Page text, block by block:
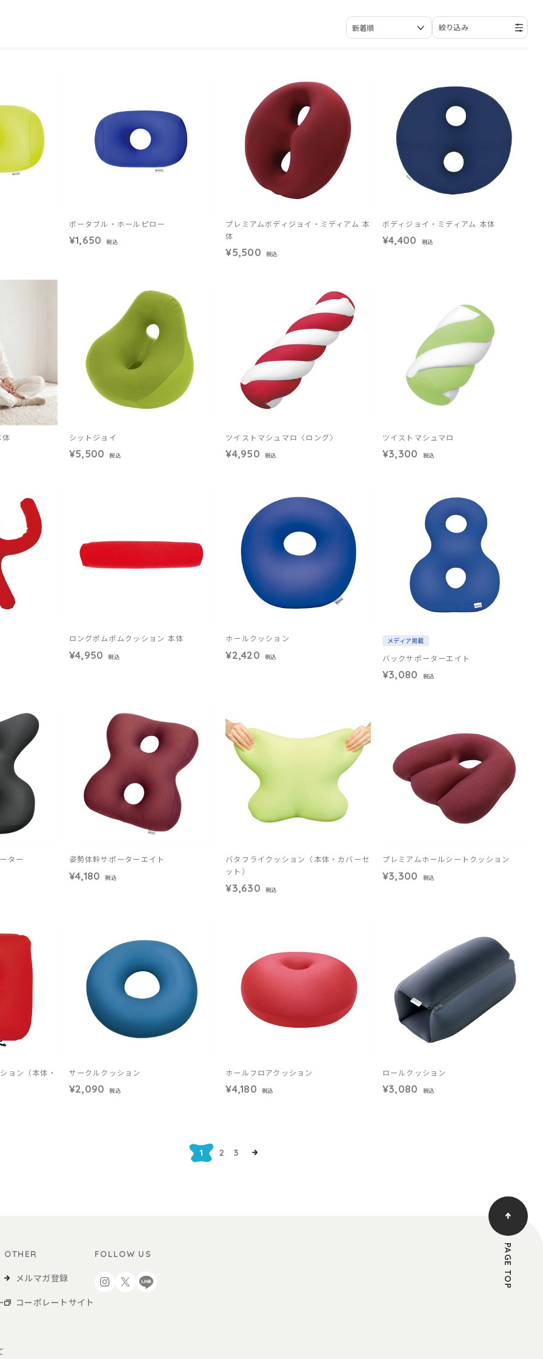
絞り込み
ポータブル・ホールピロー
¥1,650 税込
プレミアムボディジョイ・ミディアム 本
体
¥5,500 税込
ボディジョイ・ミディアム 本体
¥4,400 税込
体 シットジョイ
¥5,500 税込
ツイストマシュマロ〈ロング〉
¥4,950 税込
ツイストマシュマロ
¥3,300 税込
ロングポムポムクッション 本体
¥4,950 税込
ホールクッション
¥2,420 税込
メディア掲載
バックサポーターエイト
¥3,080 税込
ター 姿勢体幹サポーターエイト
¥4,180 税込
バタフライクッション（本体・カバーセ
ット）
¥3,630 税込
プレミアムホールシートクッション
¥3,300 税込
ョン（本体・ サークルクッション
¥2,090 税込
ホールフロアクッション
¥4,180 税込
ロールクッション
¥3,080 税込
1 2 3
OTHER
メルマガ登録
コーポレートサイト
FOLLOW US PAGE TOP